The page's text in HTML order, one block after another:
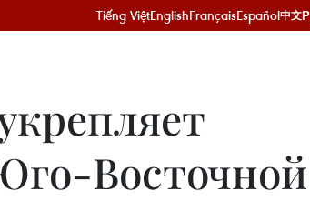
Tiếng ViệtEnglishFrançaisEspañol中文
Восточной